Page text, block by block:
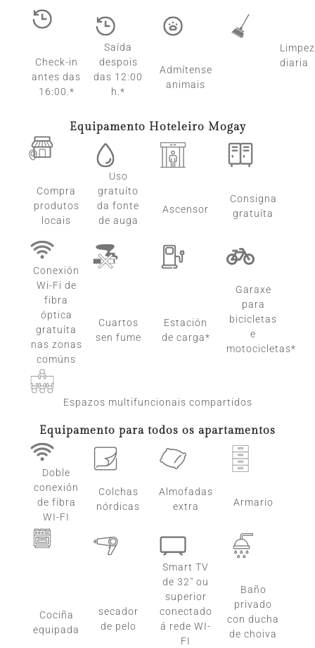
Check-in
antes das
16:00.*
Saída
despois
das 12:00
h.*
Admítense
animais
diaria
Equipamento Hoteleiro Mogay
Compra
produtos
locais
Uso
gratuíto
da fonte
de auga
Ascensor
Consigna
gratuíta
Conexión
Wi-Fi de
fibra
óptica
gratuíta
nas zonas
comúns
Cuartos
sen fume
Estación
de carga*
Garaxe
para
bicicletas
e
motocicletas*
Espazos multifuncionais compartidos
Equipamento para todos os apartamentos
Doble
conexión
de fibra
WI-FI
Colchas
nórdicas
Almofadas
extra
Armario
Cociña
equipada
secador
de pelo
Smart TV
de 32'' ou
superior
conectado
á rede WI-
FI
Baño
privado
con ducha
de choiva